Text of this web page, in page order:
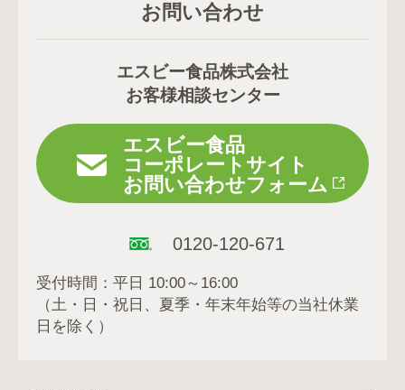
お問い合わせ
エスビー食品株式会社
お客様相談センター
エスビー食品
コーポレートサイト
お問い合わせフォーム
0120-120-671
受付時間：平日 10:00～16:00
（土・日・祝日、夏季・年末年始等の当社休業
日を除く）